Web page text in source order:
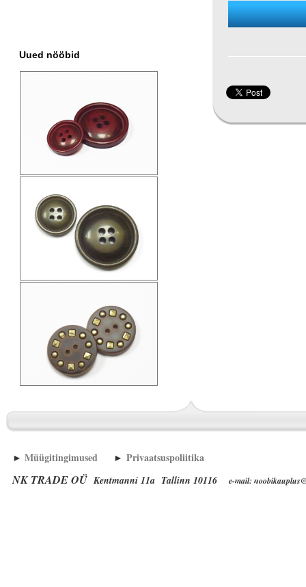
Uued nööbid
► Müügitingimused ► Privaatsuspoliitika
NK TRADE OÜ Kentmanni 11a Tallinn 10116 e-mail: